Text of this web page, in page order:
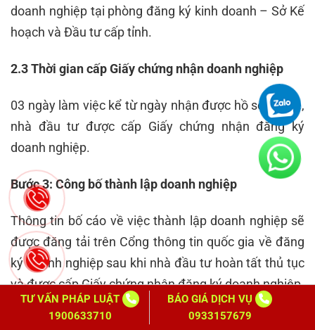
doanh nghiệp tại phòng đăng ký kinh doanh – Sở Kế
hoạch và Đầu tư cấp tỉnh.
2.3 Thời gian cấp Giấy chứng nhận doanh nghiệp
03 ngày làm việc kể từ ngày nhận được hồ sơ hợp lệ,
nhà đầu tư được cấp Giấy chứng nhận đăng ký
doanh nghiệp.
Bước 3: Công bố thành lập doanh nghiệp
Thông tin bố cáo về việc thành lập doanh nghiệp sẽ
được đăng tải trên Cổng thông tin quốc gia về đăng
ký doanh nghiệp sau khi nhà đầu tư hoàn tất thủ tục
và được cấp Giấy chứng nhận đăng ký doanh nghiệp.
Bước 4: Khắc con dấu doanh nghiệp
TƯ VẤN PHÁP LUẬT
1900633710
BÁO GIÁ DỊCH VỤ
0933157679